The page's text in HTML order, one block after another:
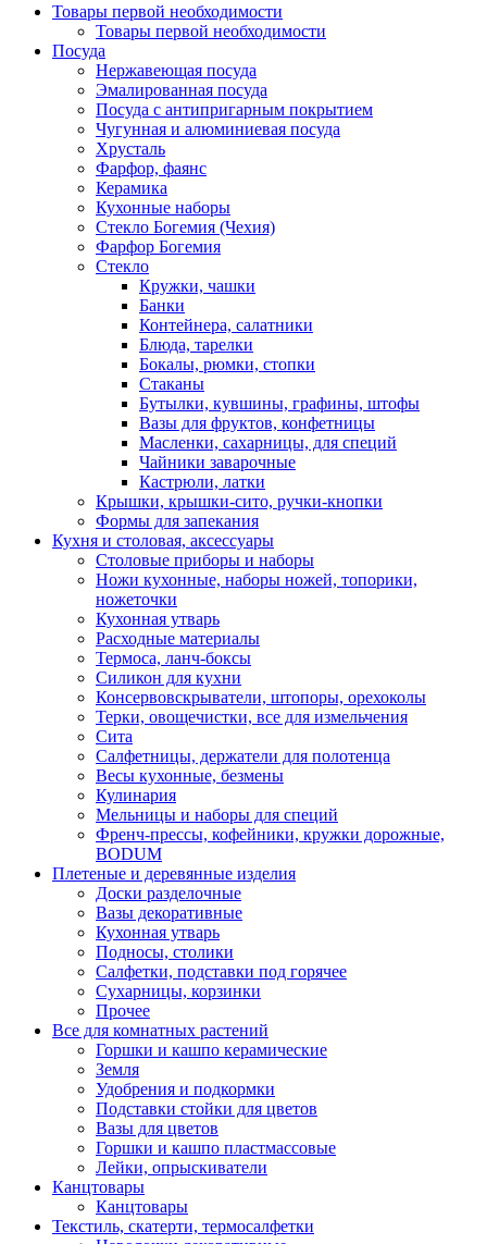
Товары первой необходимости
Товары первой необходимости
Посуда
Нержавеющая посуда
Эмалированная посуда
Посуда с антипригарным покрытием
Чугунная и алюминиевая посуда
Хрусталь
Фарфор, фаянс
Керамика
Кухонные наборы
Стекло Богемия (Чехия)
Фарфор Богемия
Стекло
Кружки, чашки
Банки
Контейнера, салатники
Блюда, тарелки
Бокалы, рюмки, стопки
Стаканы
Бутылки, кувшины, графины, штофы
Вазы для фруктов, конфетницы
Масленки, сахарницы, для специй
Чайники заварочные
Кастрюли, латки
Крышки, крышки-сито, ручки-кнопки
Формы для запекания
Кухня и столовая, аксессуары
Столовые приборы и наборы
Ножи кухонные, наборы ножей, топорики,
ножеточки
Кухонная утварь
Расходные материалы
Термоса, ланч-боксы
Силикон для кухни
Консервовскрыватели, штопоры, орехоколы
Терки, овощечистки, все для измельчения
Сита
Салфетницы, держатели для полотенца
Весы кухонные, безмены
Кулинария
Мельницы и наборы для специй
Френч-прессы, кофейники, кружки дорожные,
BODUM
Плетеные и деревянные изделия
Доски разделочные
Вазы декоративные
Кухонная утварь
Подносы, столики
Салфетки, подставки под горячее
Сухарницы, корзинки
Прочее
Все для комнатных растений
Горшки и кашпо керамические
Земля
Удобрения и подкормки
Подставки стойки для цветов
Вазы для цветов
Горшки и кашпо пластмассовые
Лейки, опрыскиватели
Канцтовары
Канцтовары
Текстиль, скатерти, термосалфетки